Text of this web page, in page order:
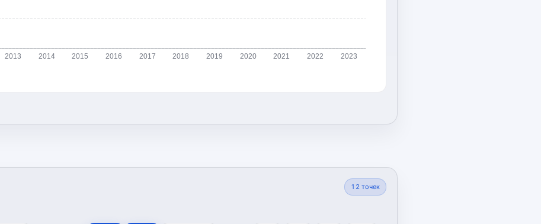
2013 2014 2015 2016 2017 2018 2019 2020 2021 2022 2023
12 точек